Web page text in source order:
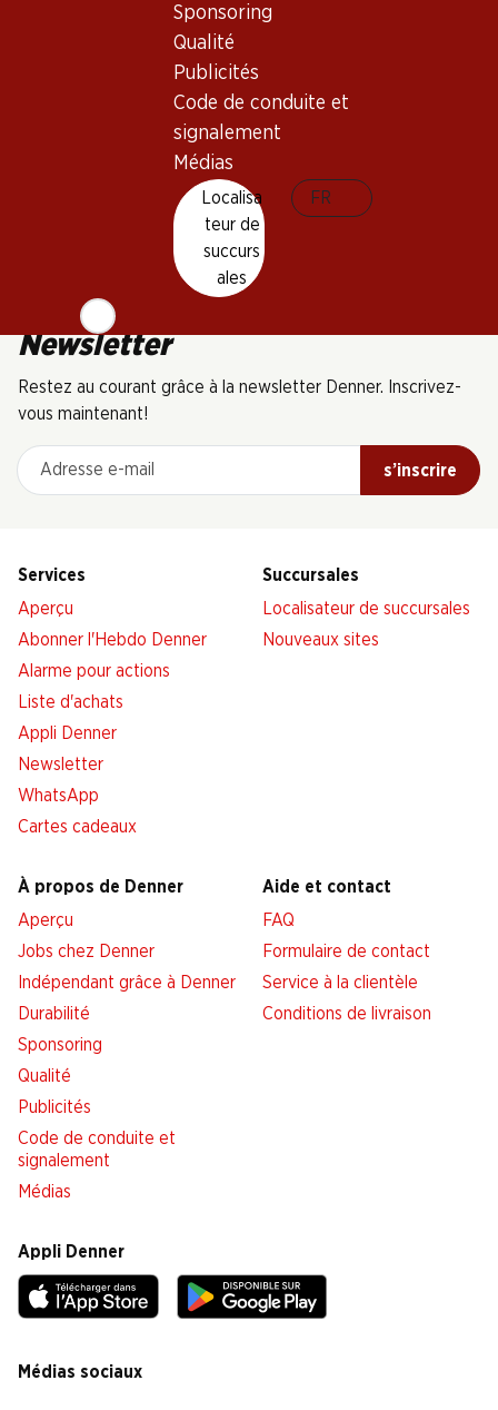
Sponsoring
Qualité
Publicités
Code de conduite et
signalement
Médias
Localisa
teur de
succurs
ales
FR
5 produits
Haut de la page
Newsletter
Restez au courant grâce à la newsletter Denner. Inscrivez-
vous maintenant!
Adresse e-mail
s’inscrire
Services
Aperçu
Abonner l'Hebdo Denner
Alarme pour actions
Liste d'achats
Appli Denner
Newsletter
WhatsApp
Cartes cadeaux
Succursales
Localisateur de succursales
Nouveaux sites
À propos de Denner
Aperçu
Jobs chez Denner
Indépendant grâce à Denner
Durabilité
Sponsoring
Qualité
Publicités
Code de conduite et
signalement
Médias
Aide et contact
FAQ
Formulaire de contact
Service à la clientèle
Conditions de livraison
Appli Denner
Médias sociaux